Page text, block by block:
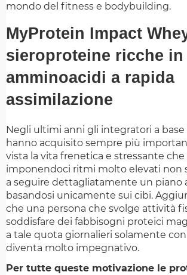
mondo del fitness e bodybuilding.
MyProtein Impact
sieroproteine ricche in
amminoacidi a rapida
assimilazione
Negli ultimi anni gli integratori a
hanno acquisito sempre più
vista la vita frenetica e stressante
imponendoci ritmi molto elevati non
a seguire dettagliatamente un piano
basandosi unicamente sui cibi.
che una persona che svolge attività
soddisfare dei fabbisogni proteici
a tale quota giornalieri solamente
diventa molto impegnativo.
Per tutte queste motivazione le